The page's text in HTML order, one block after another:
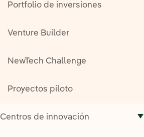
Portfolio de inversiones
Venture Builder
NewTech Challenge
Proyectos piloto
Centros de innovación